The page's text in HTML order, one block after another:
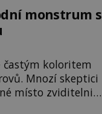
monstrum s
koloritem
Mnozí skeptici
místo zviditelnit
záhadám